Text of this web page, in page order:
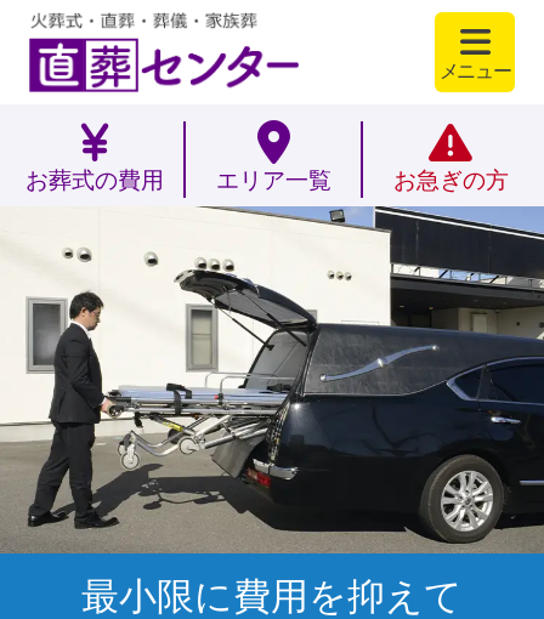
メニュー
お葬式の費用 エリア一覧 お急ぎの方
最小限に費用を抑えて